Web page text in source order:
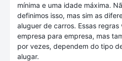
mínima e uma idade máxima.
definimos isso, mas sim as
aluguer de carros. Essas regras
empresa para empresa, mas
por vezes, dependem do tipo
alugar.